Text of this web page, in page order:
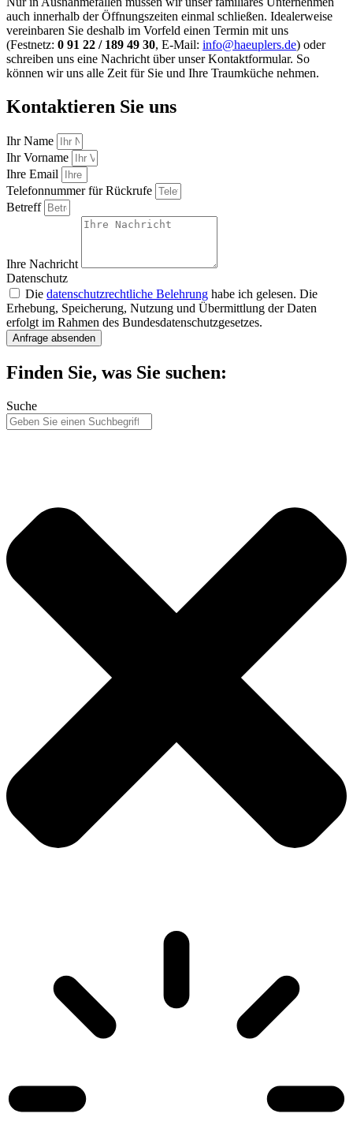
auch innerhalb der Öffnungszeiten einmal schließen. Idealerweise
vereinbaren Sie deshalb im Vorfeld einen Termin mit uns
(Festnetz: 0 91 22 / 189 49 30, E-Mail: info@haeuplers.de) oder
schreiben uns eine Nachricht über unser Kontaktformular. So
können wir uns alle Zeit für Sie und Ihre Traumküche nehmen.
Kontaktieren Sie uns
Ihr Name
Ihr Vorname
Ihre Email
Telefonnummer für Rückrufe
Betreff
Ihre Nachricht
Datenschutz
Die datenschutzrechtliche Belehrung habe ich gelesen. Die
Erhebung, Speicherung, Nutzung und Übermittlung der Daten
erfolgt im Rahmen des Bundesdatenschutzgesetzes.
Anfrage absenden
Finden Sie, was Sie suchen:
Suche